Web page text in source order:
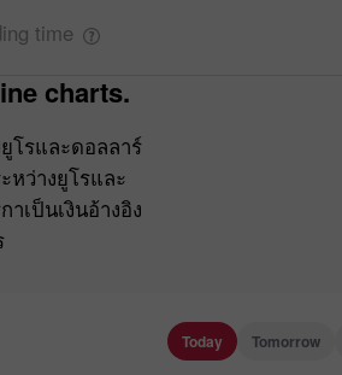
time
charts.
รและดอลลาร์
ว่างยูโรและ
เป็นเงินอ้างอิง
Today Tomorrow